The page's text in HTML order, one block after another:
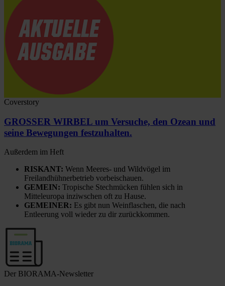
Coverstory
GROSSER WIRBEL um Versuche, den Ozean und
seine Bewegungen festzuhalten.
Außerdem im Heft
RISKANT: Wenn Meeres- und Wildvögel im
Freilandhühnerbetrieb vorbeischauen.
GEMEIN: Tropische Stechmücken fühlen sich in
Mitteleuropa inziwschen oft zu Hause.
GEMEINER: Es gibt nun Weinflaschen, die nach
Entleerung voll wieder zu dir zurückkommen.
Der BIORAMA-Newsletter